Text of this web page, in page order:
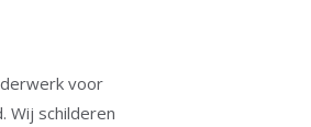
voor
Wij schilderen